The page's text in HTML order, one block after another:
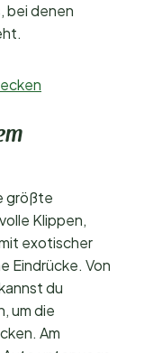
bei denen
größte
Klippen,
exotischer
Eindrücke. Von
du
um die
Am